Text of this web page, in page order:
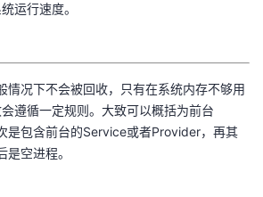
运行速度。
况下不会被回收，只有在系统内存不够用
遵循一定规则。大致可以概括为前台
是包含前台的Service或者Provider，再其
空进程。